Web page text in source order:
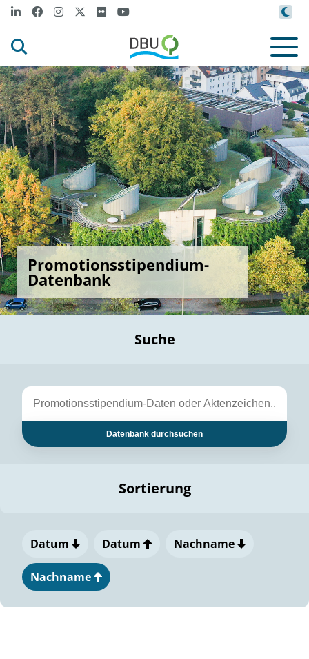
Promotionsstipendium-
Datenbank
Suche
Datenbank durchsuchen
Sortierung
Datum Datum Nachname
Nachname